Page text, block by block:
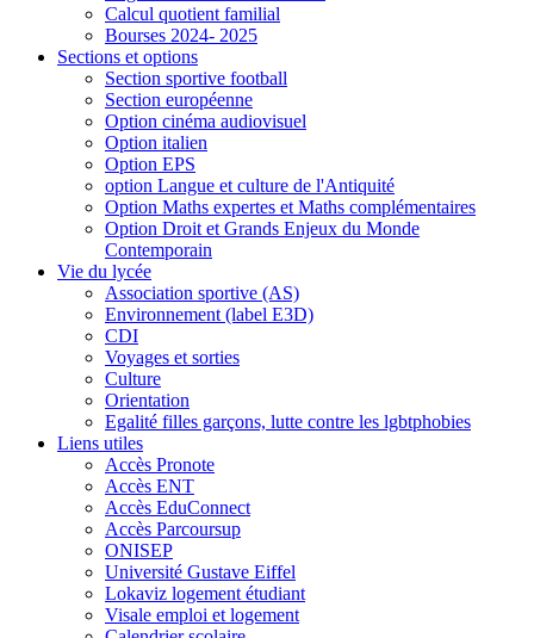
Calcul quotient familial
Bourses 2024- 2025
Sections et options
Section sportive football
Section européenne
Option cinéma audiovisuel
Option italien
Option EPS
option Langue et culture de l'Antiquité
Option Maths expertes et Maths complémentaires
Option Droit et Grands Enjeux du Monde
Contemporain
Vie du lycée
Association sportive (AS)
Environnement (label E3D)
CDI
Voyages et sorties
Culture
Orientation
Egalité filles garçons, lutte contre les lgbtphobies
Liens utiles
Accès Pronote
Accès ENT
Accès EduConnect
Accès Parcoursup
ONISEP
Université Gustave Eiffel
Lokaviz logement étudiant
Visale emploi et logement